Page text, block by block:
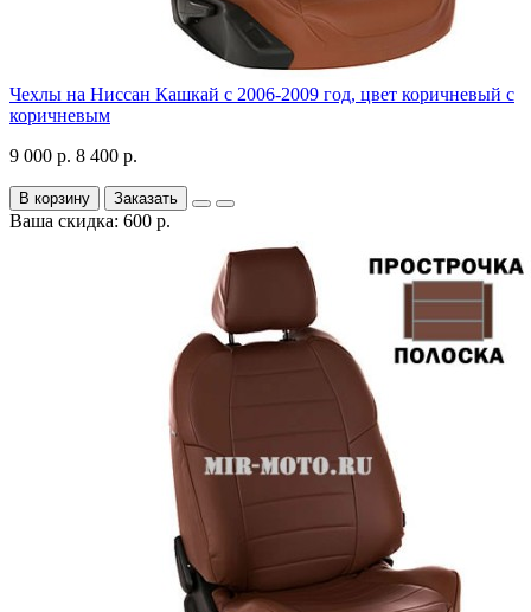
Чехлы на Ниссан Кашкай с 2006-2009 год, цвет коричневый с
коричневым
9 000 р. 8 400 р.
В корзину Заказать
Ваша скидка: 600 р.